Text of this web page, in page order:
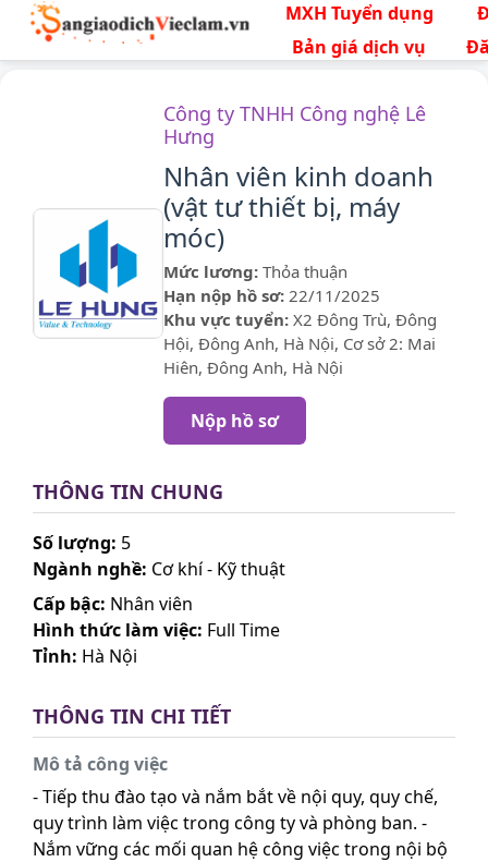
MXH Tuyển dụng
Bản giá dịch vụ
Công ty TNHH Công nghệ Lê
Hưng
Nhân viên kinh doanh
(vật tư thiết bị, máy
móc)
Mức lương: Thỏa thuận
Hạn nộp hồ sơ: 22/11/2025
Khu vực tuyển: X2 Đông Trù, Đông
Hội, Đông Anh, Hà Nội, Cơ sở 2: Mai
Hiên, Đông Anh, Hà Nội
Nộp hồ sơ
THÔNG TIN CHUNG
Số lượng: 5
Ngành nghề: Cơ khí - Kỹ thuật
Cấp bậc: Nhân viên
Hình thức làm việc: Full Time
Tỉnh: Hà Nội
THÔNG TIN CHI TIẾT
Mô tả công việc
- Tiếp thu đào tạo và nắm bắt về nội quy, quy chế,
quy trình làm việc trong công ty và phòng ban. -
Nắm vững các mối quan hệ công việc trong nội bộ